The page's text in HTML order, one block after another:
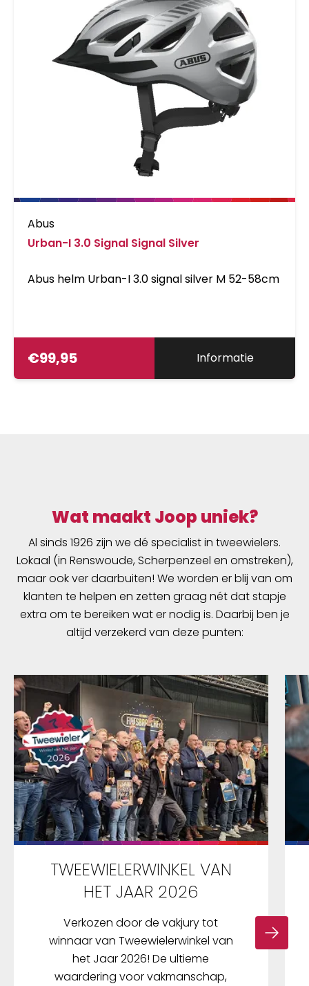
Abus
Urban-I 3.0 Signal Signal Silver
Abus helm Urban-I 3.0 signal silver M 52-58cm
€99,95 Informatie
Wat maakt Joop uniek?
Al sinds 1926 zijn we dé specialist in tweewielers.
Lokaal (in Renswoude, Scherpenzeel en omstreken),
maar ook ver daarbuiten! We worden er blij van om
klanten te helpen en zetten graag nét dat stapje
extra om te bereiken wat er nodig is. Daarbij ben je
altijd verzekerd van deze punten:
TWEEWIELERWINKEL VAN
HET JAAR 2026
Verkozen door de vakjury tot
winnaar van Tweewielerwinkel van
het Jaar 2026! De ultieme
waardering voor vakmanschap,